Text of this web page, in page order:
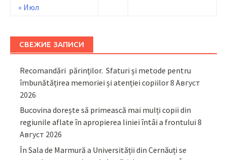
« Июл
СВЕЖИЕ ЗАПИСИ
Recomandări părinţilor. Sfaturi și metode pentru
îmbunătățirea memoriei și atenției copiilor8 Август
2026
Bucovina dorește să primească mai mulți copii din
regiunile aflate în apropierea liniei întâi a frontului 8
Август 2026
În Sala de Marmură a Universității din Cernăuți se